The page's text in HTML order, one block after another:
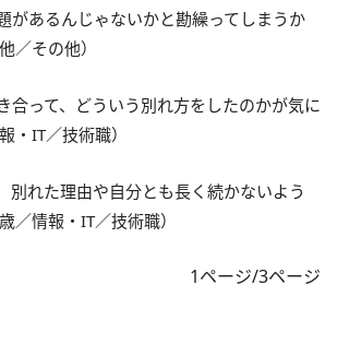
があるんじゃないかと勘繰ってしまうか
／その他）
合って、どういう別れ方をしたのかが気に
・IT／技術職）
別れた理由や自分とも長く続かないよう
／情報・IT／技術職）
1ページ/3ページ